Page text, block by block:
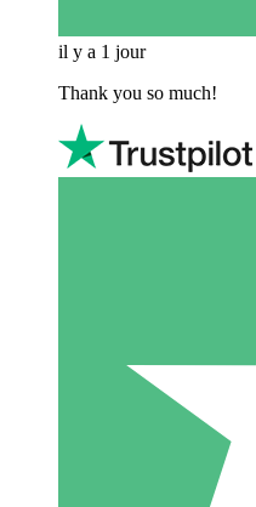
il y a 1 jour
Thank you so much!